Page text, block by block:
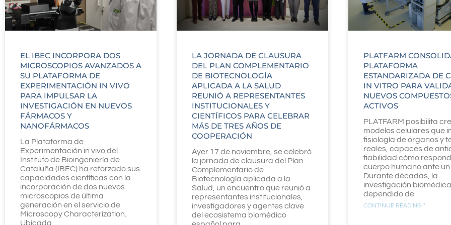
EL IBEC INCORPORA DOS
MICROSCOPIOS AVANZADOS A
SU PLATAFORMA DE
EXPERIMENTACIÓN IN VIVO
PARA IMPULSAR LA
INVESTIGACIÓN EN NUEVOS
FÁRMACOS Y
NANOFÁRMACOS
La Plataforma de
Experimentación in vivo del
Instituto de Bioingeniería de
Cataluña (IBEC) ha reforzado sus
capacidades científicas con la
incorporación de dos nuevos
microscopios de última
generación en el servicio de
Microscopy Characterization.
Ubicada
LA JORNADA DE CLAUSURA
DEL PLAN COMPLEMENTARIO
DE BIOTECNOLOGÍA
APLICADA A LA SALUD
REUNIÓ A REPRESENTANTES
INSTITUCIONALES Y
CIENTÍFICOS PARA CELEBRAR
MÁS DE TRES AÑOS DE
COOPERACIÓN
Ayer 17 de noviembre, se celebró
la jornada de clausura del Plan
Complementario de
Biotecnología aplicada a la
Salud, un encuentro que reunió a
representantes institucionales,
investigadores y agentes clave
del ecosistema biomédico
PLATFARM
PLATAFORMA
ESTANDARIZADA DE
IN VITRO PARA
NUEVOS
ACTIVOS
PLATFARM posibilita
modelos celulares que
fisiología de órganos y
reales, capaces de
fiabilidad cómo
cuerpo humano ante
Durante décadas, la
investigación
dependido de
CONTINUE READING "